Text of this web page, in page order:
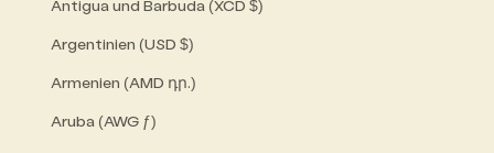
Antigua und Barbuda (XCD $)
Argentinien (USD $)
Armenien (AMD դր.)
Aruba (AWG ƒ)